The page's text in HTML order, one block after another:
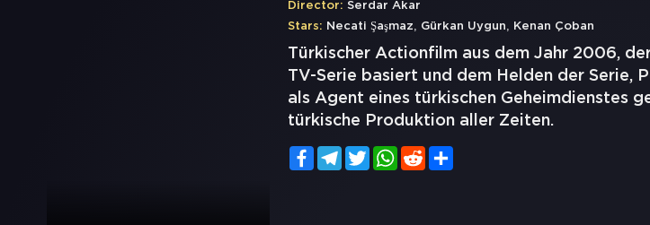
Director: Serdar Akar
Stars: Necati Şaşmaz, Gürkan Uygun, Kenan Çoban
Türkischer Actionfilm aus dem Jahr 2006,
TV-Serie basiert und dem Helden der
als Agent eines türkischen Geheimdienstes
türkische Produktion aller Zeiten.
FacebookTelegramTwitterWhatsApp
Reddit